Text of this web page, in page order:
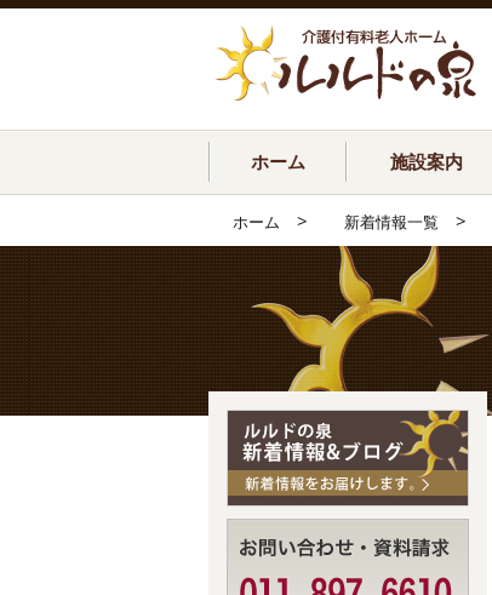
ホーム 施設案内
ホーム > 新着情報一覧 >